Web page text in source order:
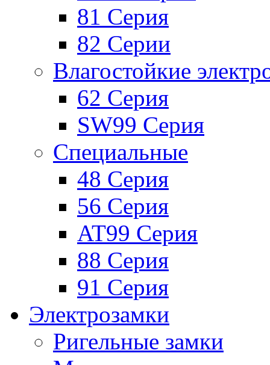
81 Серия
82 Серии
Влагостойкие
62 Серия
SW99 Серия
Специальные
48 Серия
56 Серия
AT99 Серия
88 Серия
91 Серия
Электрозамки
Ригельные замки